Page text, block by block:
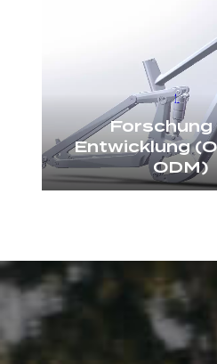
Forschung
Entwicklung
ODM)